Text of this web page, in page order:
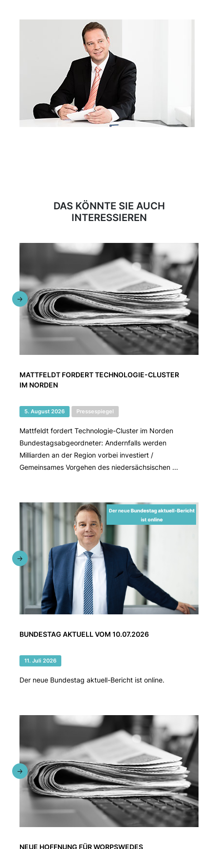
DAS KÖNNTE SIE AUCH
INTERESSIEREN
MATTFELDT FORDERT TECHNOLOGIE-CLUSTER
IM NORDEN
5. August 2026 Pressespiegel
Mattfeldt fordert Technologie-Cluster im Norden
Bundestagsabgeordneter: Andernfalls werden
Milliarden an der Region vorbei investiert /
Gemeinsames Vorgehen des niedersächsischen ...
BUNDESTAG AKTUELL VOM 10.07.2026
11. Juli 2026
Der neue Bundestag aktuell-Bericht ist online.
NEUE HOFFNUNG FÜR WORPSWEDES